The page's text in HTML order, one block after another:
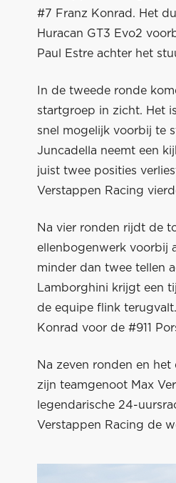
#7 Franz Konrad. Het
Huracan GT3 Evo2
Paul Estre achter het
In de tweede ronde
startgroep in zicht. Het
snel mogelijk voorbij te
Juncadella neemt een
juist twee posities
Verstappen Racing
Na vier ronden rijdt de
ellenbogenwerk voorbij
minder dan twee tellen
Lamborghini krijgt een
de equipe flink
Konrad voor de #911
Na zeven ronden en
zijn teamgenoot Max
legendarische 24-
Verstappen Racing de